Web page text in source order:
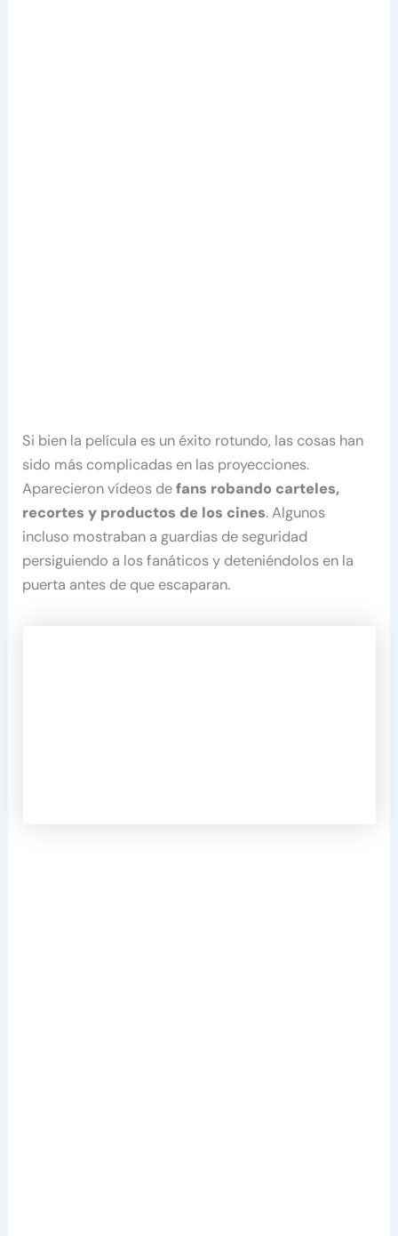
Si bien la película es un éxito rotundo, las cosas han
sido más complicadas en las proyecciones.
Aparecieron vídeos defans robando carteles,
recortes y productos de los cines. Algunos
incluso mostraban a guardias de seguridad
persiguiendo a los fanáticos y deteniéndolos en la
puerta antes de que escaparan.